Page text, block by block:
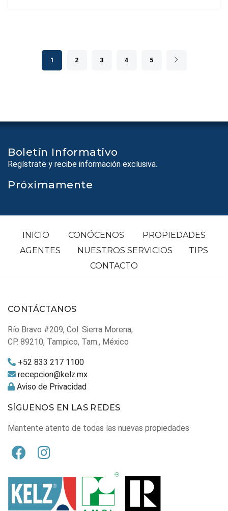
1 2 3 4 5
Boletín Informativo
Regístrate y recibe información exclusiva.
Próximamente
INICIO CONÓCENOS
PROPIEDADES
AGENTES
NUESTROS SERVICIOS
TIPS
CONTACTO
CONTÁCTANOS
Río Bravo #209, Col. Sierra Morena,
CP. 89210, Tampico, Tam., México
+52 833 217 1100
recepcion@kelz.mx
Aviso de Privacidad
SÍGUENOS EN LAS REDES
Mantente atento de todas las nuevas propiedades